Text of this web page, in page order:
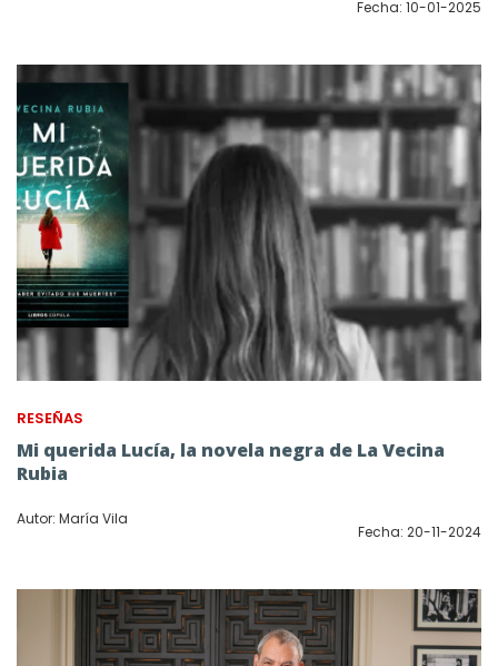
Fecha: 10-01-2025
RESEÑAS
Mi querida Lucía, la novela negra de La Vecina
Rubia
Autor: María Vila
Fecha: 20-11-2024